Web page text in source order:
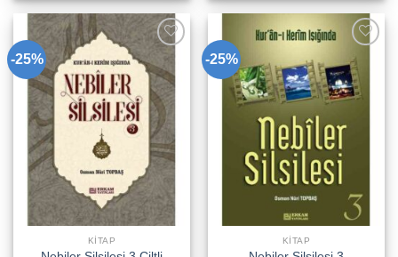
-25%
Add to
wishlist
KITAP
-25%
Add to
wishlist
KITAP